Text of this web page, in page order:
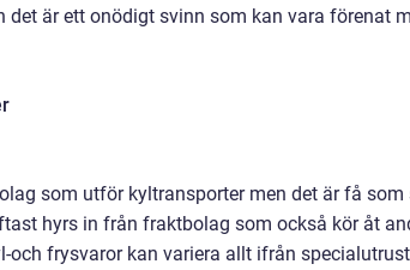
det är ett onödigt svinn som kan vara förenat
som utför kyltransporter men det är få
hyrs in från fraktbolag som också kör åt
och frysvaror kan variera allt ifrån